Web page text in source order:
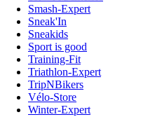
Smash-Expert
Sneak'In
Sneakids
Sport is good
Training-Fit
Triathlon-Expert
TripNBikers
Vélo-Store
Winter-Expert